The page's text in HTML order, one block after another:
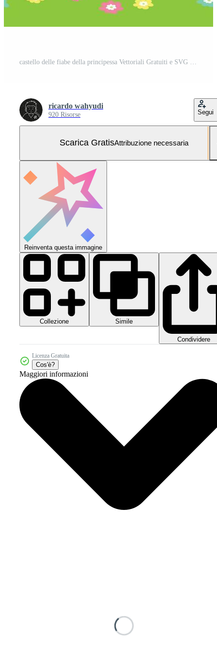
ricardo wahyudi
920 Risorse Segui
Scarica GratisAttribuzione necessaria
Reinventa questa immagine
Collezione Simile
Condividere
Licenza Gratuita
Cos'è?
Maggiori informazioni